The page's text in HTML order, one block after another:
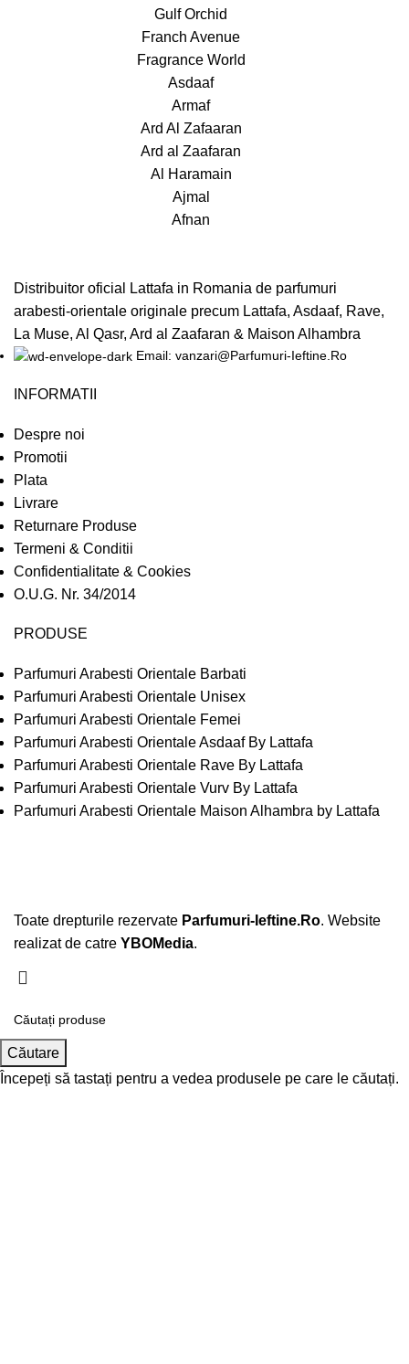
Gulf Orchid
Franch Avenue
Fragrance World
Asdaaf
Armaf
Ard Al Zafaaran
Ard al Zaafaran
Al Haramain
Ajmal
Afnan
Distribuitor oficial Lattafa in Romania de parfumuri
arabesti-orientale originale precum Lattafa, Asdaaf, Rave,
La Muse, Al Qasr, Ard al Zaafaran & Maison Alhambra
Email: vanzari@Parfumuri-Ieftine.Ro
INFORMATII
Despre noi
Promotii
Plata
Livrare
Returnare Produse
Termeni & Conditii
Confidentialitate & Cookies
O.U.G. Nr. 34/2014
PRODUSE
Parfumuri Arabesti Orientale Barbati
Parfumuri Arabesti Orientale Unisex
Parfumuri Arabesti Orientale Femei
Parfumuri Arabesti Orientale Asdaaf By Lattafa
Parfumuri Arabesti Orientale Rave By Lattafa
Parfumuri Arabesti Orientale Vurv By Lattafa
Parfumuri Arabesti Orientale Maison Alhambra by Lattafa
Toate drepturile rezervate Parfumuri-Ieftine.Ro. Website
realizat de catre YBOMedia.
Căutare
Începeți să tastați pentru a vedea produsele pe care le căutați.